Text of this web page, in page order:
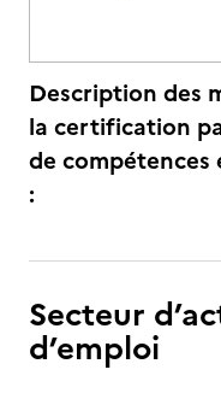
Description des
la certification
de
:
Secteur
d’emploi